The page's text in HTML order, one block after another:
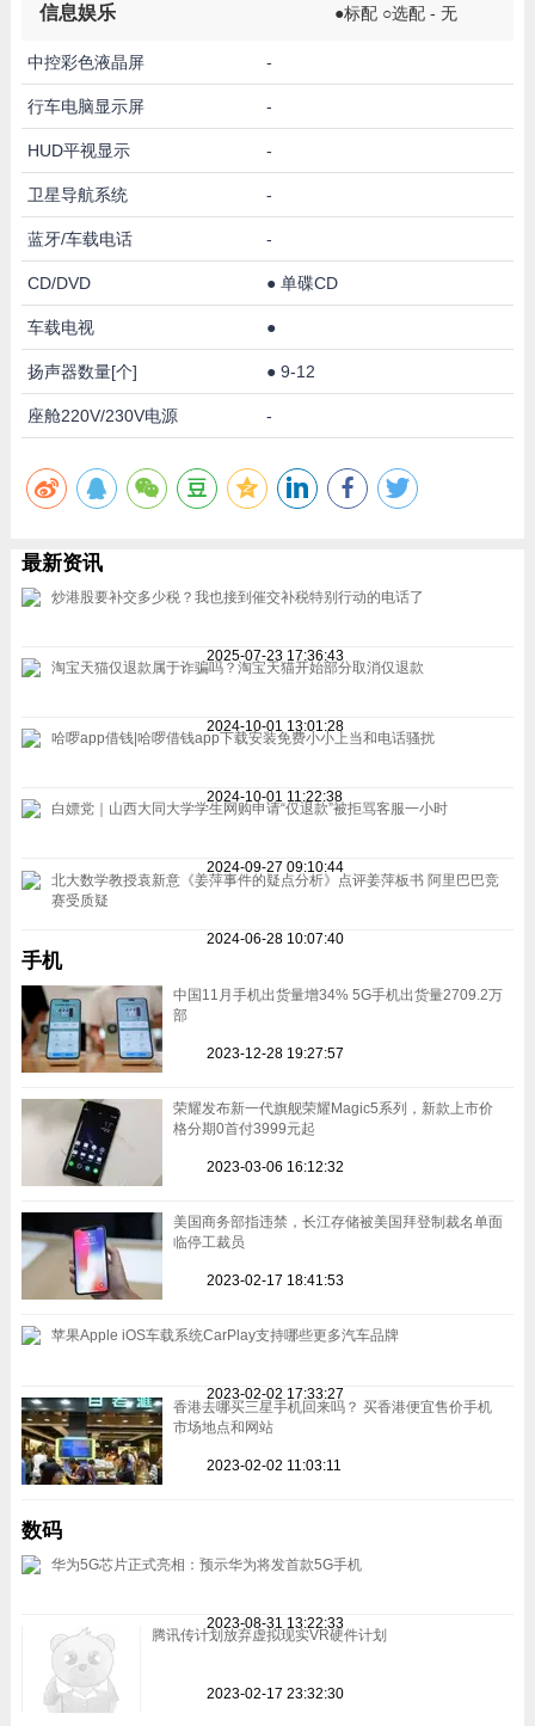
信息娱乐 ●标配 ○选配 - 无
中控彩色液晶屏 -
行车电脑显示屏 -
HUD平视显示 -
卫星导航系统 -
蓝牙/车载电话 -
CD/DVD ● 单碟CD
车载电视 ●
扬声器数量[个] ● 9-12
座舱220V/230V电源 -
最新资讯
炒港股要补交多少税？我也接到催交补税特别行动的电话了
2025-07-23 17:36:43
淘宝天猫仅退款属于诈骗吗？淘宝天猫开始部分取消仅退款
2024-10-01 13:01:28
哈啰app借钱|哈啰借钱app下载安装免费小小上当和电话骚扰
2024-10-01 11:22:38
白嫖党｜山西大同大学学生网购申请“仅退款”被拒骂客服一小时
2024-09-27 09:10:44
北大数学教授袁新意《姜萍事件的疑点分析》点评姜萍板书 阿里巴巴竞
赛受质疑
2024-06-28 10:07:40
手机
中国11月手机出货量增34% 5G手机出货量2709.2万
部
2023-12-28 19:27:57
荣耀发布新一代旗舰荣耀Magic5系列，新款上市价
格分期0首付3999元起
2023-03-06 16:12:32
美国商务部指违禁，长江存储被美国拜登制裁名单面
临停工裁员
2023-02-17 18:41:53
苹果Apple iOS车载系统CarPlay支持哪些更多汽车品牌
2023-02-02 17:33:27
香港去哪买三星手机回来吗？ 买香港便宜售价手机
市场地点和网站
2023-02-02 11:03:11
数码
华为5G芯片正式亮相：预示华为将发首款5G手机
2023-08-31 13:22:33
腾讯传计划放弃虚拟现实VR硬件计划
2023-02-17 23:32:30